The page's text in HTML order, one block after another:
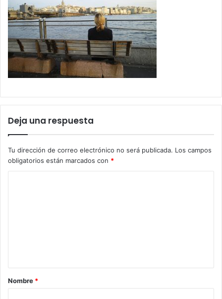
Deja una respuesta
Tu dirección de correo electrónico no será publicada. Los campos
obligatorios están marcados con *
a
r
Nombre *